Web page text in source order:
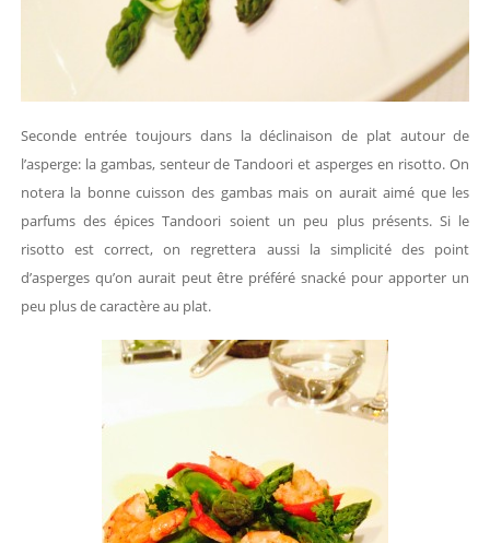
Seconde entrée toujours dans la déclinaison de plat autour de
l’asperge: la gambas, senteur de Tandoori et asperges en risotto. On
notera la bonne cuisson des gambas mais on aurait aimé que les
parfums des épices Tandoori soient un peu plus présents. Si le
risotto est correct, on regrettera aussi la simplicité des point
d’asperges qu’on aurait peut être préféré snacké pour apporter un
peu plus de caractère au plat.